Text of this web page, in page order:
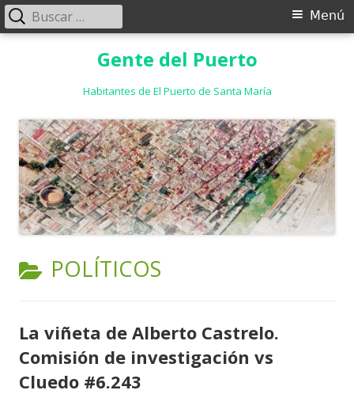
Gente del Puerto
Habitantes de El Puerto de Santa María
Menú
Menú
Buscar:
CATEGORÍA:
POLÍTICOS
La viñeta de Alberto Castrelo.
Comisión de investigación vs
Cluedo #6.243